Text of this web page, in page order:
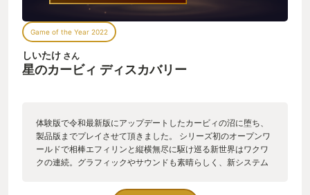
Game of the Year 2022
しいたけ さん
星のカービィ ディスカバリー
体験版で令和最新版にアップデートしたカービィの沼に堕ち、
製品版までプレイさせて頂きました。 シリーズ初のオープンワ
ールドで相棒エフィリンと縦横無尽に駆け巡る新世界はワクワ
クの連続。グラフィックやサウンドも素晴らしく、新システム
る点。個人的にソードの最終形態、技やアクション込みで気に